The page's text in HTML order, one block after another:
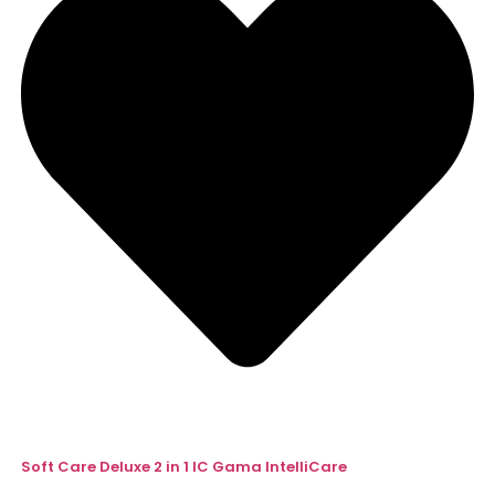
Soft Care Deluxe 2 in 1 IC Gama IntelliCare